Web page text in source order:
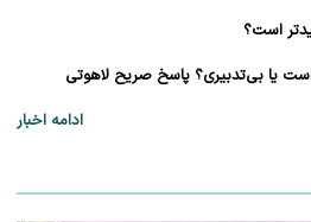
است؟
یا بی‌تدبیری؟ پاسخ صریح لاهوتی
ادامه اخبار